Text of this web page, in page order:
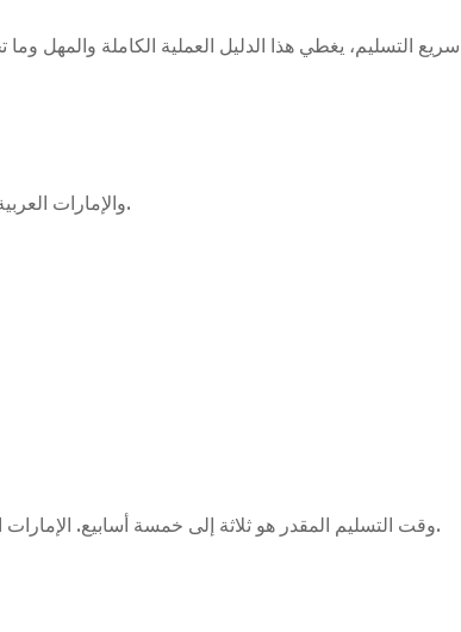
ابدأ طلبك بتحديد USPTO Trademark Document والإمارات العربية المتحدة كوجهة.
وقت التسليم المقدر هو ثلاثة إلى خمسة أسابيع. الإمارات العربية المتحدة ليست عضواً في لاهاي، لذا يُطلب تصديق السفارة إضافي.